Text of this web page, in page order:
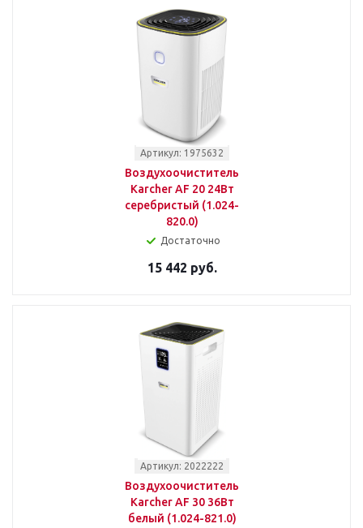
Артикул: 1975632
Воздухоочиститель
Karcher AF 20 24Вт
серебристый (1.024-
820.0)
Достаточно
15 442 руб.
Артикул: 2022222
Воздухоочиститель
Karcher AF 30 36Вт
белый (1.024-821.0)